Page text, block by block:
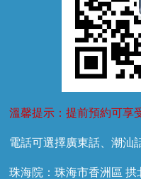
溫馨提示：提前預約可享
電話可選擇廣東話、潮汕
珠海院：珠海市香洲區